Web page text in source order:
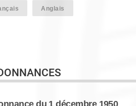
Anglais
du 1 décembre 1950